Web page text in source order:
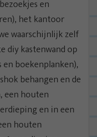
en
het kantoor
waarschijnlijk zelf
diy kastenwand op
en boekenplanken),
behangen en de
een houten
en in een
houten